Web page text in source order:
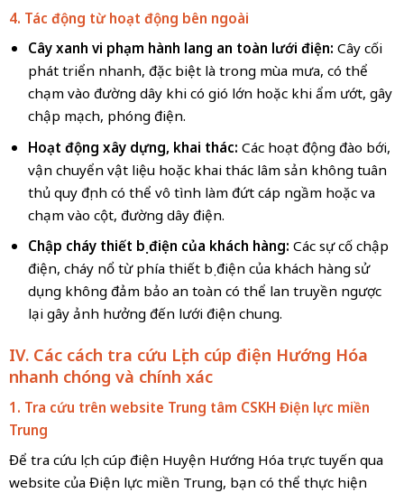
4. Tác động từ hoạt động bên ngoài
Cây xanh vi phạm hành lang an toàn lưới điện: Cây cối
phát triển nhanh, đặc biệt là trong mùa mưa, có thể
chạm vào đường dây khi có gió lớn hoặc khi ẩm ướt, gây
chập mạch, phóng điện.
Hoạt động xây dựng, khai thác: Các hoạt động đào bới,
vận chuyển vật liệu hoặc khai thác lâm sản không tuân
thủ quy định có thể vô tình làm đứt cáp ngầm hoặc va
chạm vào cột, đường dây điện.
Chập cháy thiết bị điện của khách hàng: Các sự cố chập
điện, cháy nổ từ phía thiết bị điện của khách hàng sử
dụng không đảm bảo an toàn có thể lan truyền ngược
lại gây ảnh hưởng đến lưới điện chung.
IV. Các cách tra cứu Lịch cúp điện Hướng Hóa
nhanh chóng và chính xác
1. Tra cứu trên website Trung tâm CSKH Điện lực miền
Trung
Để tra cứu lịch cúp điện Huyện Hướng Hóa trực tuyến qua
website của Điện lực miền Trung, bạn có thể thực hiện